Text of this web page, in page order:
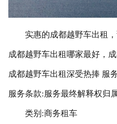
实惠的成都越野车出租，
成都越野车出租哪家最好，
成都越野车出租深受热捧 服
服务条款:服务最终解释权归
类别:商务租车